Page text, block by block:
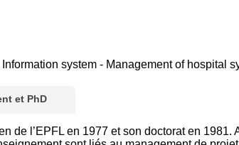
system - Management of hospital
et PhD
de l’EPFL en 1977 et son doctorat en